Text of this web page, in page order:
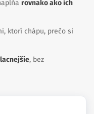
rovnako ako ich
ktorí chápu, prečo si
, bez